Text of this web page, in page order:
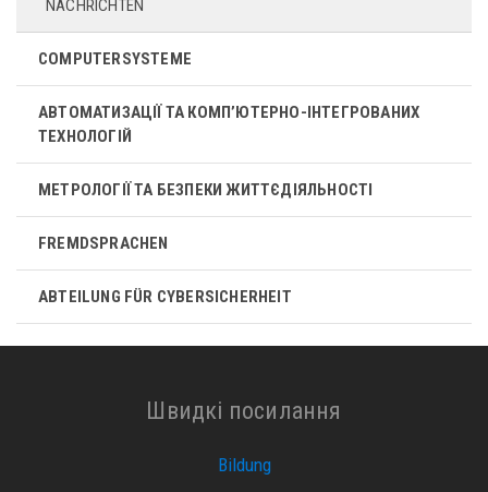
NACHRICHTEN
COMPUTERSYSTEME
АВТОМАТИЗАЦІЇ ТА КОМП’ЮТЕРНО-ІНТЕГРОВАНИХ
ТЕХНОЛОГІЙ
МЕТРОЛОГІЇ ТА БЕЗПЕКИ ЖИТТЄДІЯЛЬНОСТІ
FREMDSPRACHEN
ABTEILUNG FÜR CYBERSICHERHEIT
Швидкі посилання
Bildung